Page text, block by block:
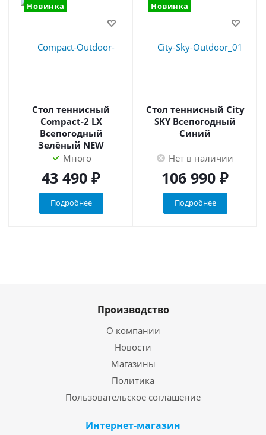
Новинка
Стол теннисный
Compact-2 LX
Всепогодный
Зелёный NEW
Много
43 490 ₽
Подробнее
Новинка
Стол теннисный City
SKY Всепогодный
Синий
Нет в наличии
106 990 ₽
Подробнее
Производство
О компании
Новости
Магазины
Политика
Пользовательское соглашение
Интернет-магазин